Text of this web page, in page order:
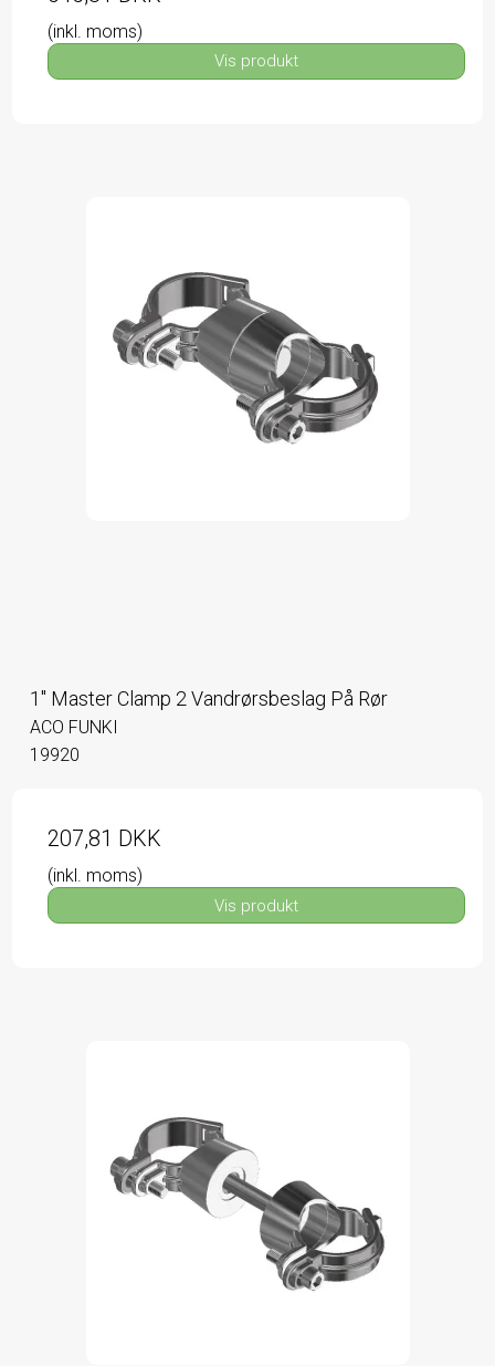
(inkl. moms)
Vis produkt
1" Master Clamp 2 Vandrørsbeslag På Rør
ACO FUNKI
19920
207,81 DKK
(inkl. moms)
Vis produkt